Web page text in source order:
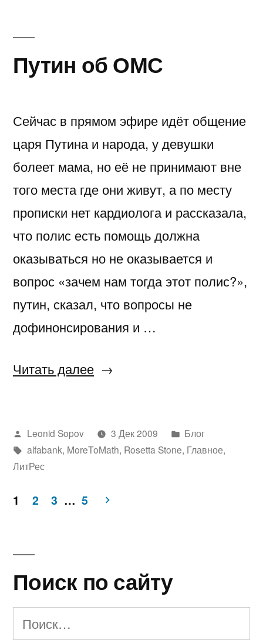
Путин об ОМС
Сейчас в прямом эфире идёт общение
царя Путина и народа, у девушки
болеет мама, но её не принимают вне
того места где они живут, а по месту
прописки нет кардиолога и рассказала,
что полис есть помощь должна
оказываться но не оказывается и
вопрос «зачем нам тогда этот полис?»,
путин, сказал, что вопросы не
дофинонсирования и …
Читать далее«Путин
Написано
автором
Leonid Sopov 3 Дек 2009
Написано
в
Блог
Метки:
alfabank, MoreToMath, Rosetta Stone, Главное,
ЛитРес
записей
1 2 3 … 5
Поиск по сайту
Найти: